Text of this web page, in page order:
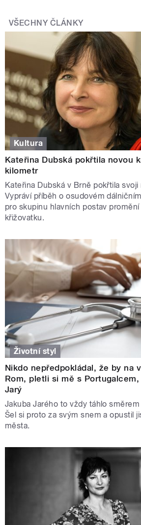
VŠECHNY ČLÁNKY
Kultura
Kateřina Dubská pokřtila novou
kilometr
Kateřina Dubská v Brně pokřtila
Vypráví příběh o osudovém
pro skupinu hlavních postav
křižovatku.
Životní styl
Nikdo nepředpokládal, že by na
Rom, pletli si mě s
Jarý
Jakuba Jarého to vždy táhlo
Šel si proto za svým snem a opustil
města.